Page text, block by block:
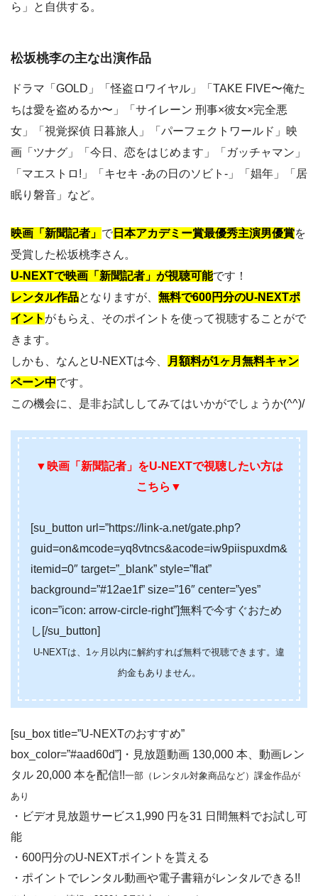
ら」と自供する。
松坂桃李の主な出演作品
ドラマ「GOLD」「怪盗ロワイヤル」「TAKE FIVE〜俺た
ちは愛を盗めるか〜」「サイレーン 刑事×彼女×完全悪
女」「視覚探偵 日暮旅人」「パーフェクトワールド」映
画「ツナグ」「今日、恋をはじめます」「ガッチャマン」
「マエストロ!」「キセキ -あの日のソビト-」「娼年」「居
眠り磐音」など。
映画「新聞記者」 で 日本アカデミー賞最優秀主演男優賞を
受賞した松坂桃李さん。
U-NEXTで映画「新聞記者」が視聴可能です！
レンタル作品となりますが、 無料で600円分のU-NEXTポ
イント がもらえ、そのポイントを使って視聴することがで
きます。
しかも、なんとU-NEXTは今、
月額料が1ヶ月無料キャン
ペーン中です。
この機会に、是非お試ししてみてはいかがでしょうか(^^)/
▼映画「新聞記者」をU-NEXTで視聴したい方は
こちら ▼
[su_button url=”https://link-a.net/gate.php?
guid=on&mcode=yq8vtncs&acode=iw9piispuxdm&
itemid=0″ target=”_blank” style=”flat”
background=”#12ae1f” size=”16″ center=”yes”
icon=”icon: arrow-circle-right”]無料で今すぐおため
し[/su_button]
U-NEXTは、1ヶ月以内に解約すれば無料で視聴できます。違
約金もありません。
[su_box title=”U-NEXTのおすすめ”
box_color=”#aad60d”]・見放題動画 130,000 本、動画レン
タル 20,000 本を配信!!一部（レンタル対象商品など）課金作品が
あり
・ビデオ見放題サービス1,990 円を31 日間無料でお試し可
能
・600円分のU-NEXTポイントを貰える
・ポイントでレンタル動画や電子書籍がレンタルできる!!